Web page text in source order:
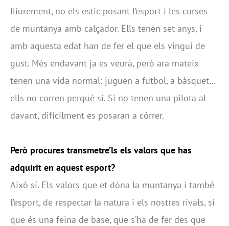
lliurement, no els estic posant l’esport i les curses
de muntanya amb calçador. Ells tenen set anys, i
amb aquesta edat han de fer el que els vingui de
gust. Més endavant ja es veurà, però ara mateix
tenen una vida normal: juguen a futbol, a bàsquet…
ells no corren perquè sí. Si no tenen una pilota al
davant, difícilment es posaran a córrer.
Però procures transmetre’ls els valors que has
adquirit en aquest esport?
Això sí. Els valors que et dóna la muntanya i també
l’esport, de respectar la natura i els nostres rivals, sí
que és una feina de base, que s’ha de fer des que